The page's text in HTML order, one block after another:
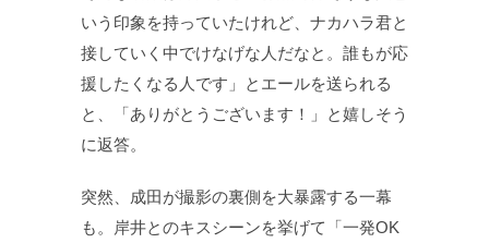
いう印象を持っていたけれど、ナカハラ君と
接していく中でけなげな人だなと。誰もが応
援したくなる人です」とエールを送られる
と、「ありがとうございます！」と嬉しそう
に返答。
突然、成田が撮影の裏側を大暴露する一幕
も。岸井とのキスシーンを挙げて「一発OK